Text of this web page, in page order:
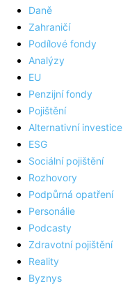
Daně
Zahraničí
Podílové fondy
Analýzy
EU
Penzijní fondy
Pojištění
Alternativní investice
ESG
Sociální pojištění
Rozhovory
Podpůrná opatření
Personálie
Podcasty
Zdravotní pojištění
Reality
Byznys